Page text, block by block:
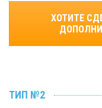
ХОТИТЕ
ТИП №2